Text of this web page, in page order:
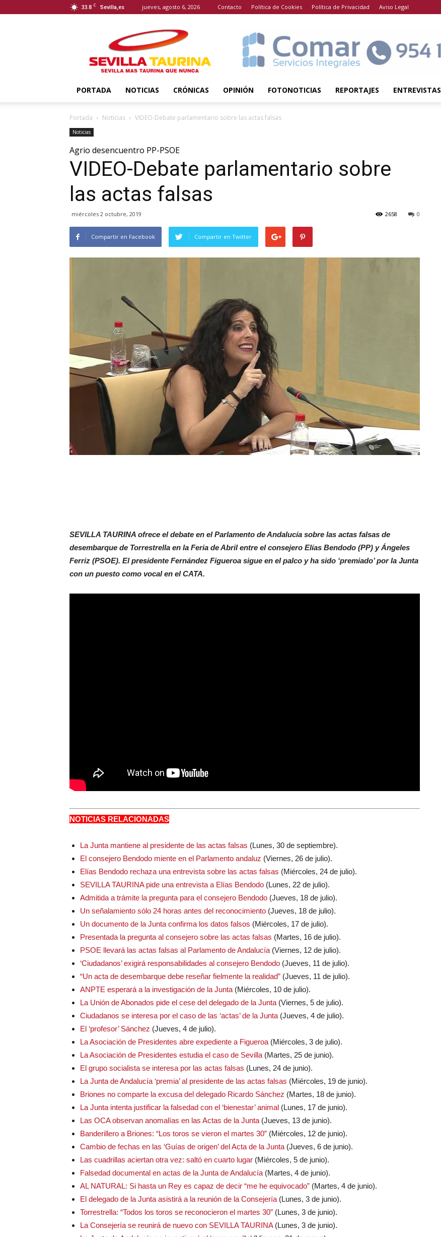
33.8 C Sevilla,es jueves, agosto 6, 2026 Contacto Política de Cookies Política de Privacidad Aviso Legal
Taurina
PORTADA NOTICIAS CRÓNICAS OPINIÓN FOTONOTICIAS REPORTAJES ENTREVISTAS
Portada Noticias VIDEO-Debate parlamentario sobre las actas falsas
Noticias
Agrio desencuentro PP-PSOE
VIDEO-Debate parlamentario sobre
las actas falsas
miércoles 2 octubre, 2019 0
2658
Compartir en Facebook Compartir en Twitter
SEVILLA TAURINA ofrece el debate en el Parlamento de Andalucía sobre las actas falsas de
desembarque de Torrestrella en la Feria de Abril entre el consejero Elías Bendodo (PP) y Ángeles
Ferriz (PSOE). El presidente Fernández Figueroa sigue en el palco y ha sido ‘premiado’ por la Junta
con un puesto como vocal en el CATA.
NOTICIAS RELACIONADAS
La Junta mantiene al presidente de las actas falsas (Lunes, 30 de septiembre).
El consejero Bendodo miente en el Parlamento andaluz (Viernes, 26 de julio).
Elías Bendodo rechaza una entrevista sobre las actas falsas (Miércoles, 24 de julio).
SEVILLA TAURINA pide una entrevista a Elías Bendodo (Lunes, 22 de julio).
Admitida a trámite la pregunta para el consejero Bendodo (Jueves, 18 de julio).
Un señalamiento sólo 24 horas antes del reconocimiento (Jueves, 18 de julio).
Un documento de la Junta confirma los datos falsos (Miércoles, 17 de julio).
Presentada la pregunta al consejero sobre las actas falsas (Martes, 16 de julio).
PSOE llevará las actas falsas al Parlamento de Andalucía (Viernes, 12 de julio).
‘Ciudadanos’ exigirá responsabilidades al consejero Bendodo (Jueves, 11 de julio).
“Un acta de desembarque debe reseñar fielmente la realidad” (Jueves, 11 de julio).
ANPTE esperará a la investigación de la Junta (Miércoles, 10 de julio).
La Unión de Abonados pide el cese del delegado de la Junta (Viernes, 5 de julio).
Ciudadanos se interesa por el caso de las ‘actas’ de la Junta (Jueves, 4 de julio).
El ‘profesor’ Sánchez (Jueves, 4 de julio).
La Asociación de Presidentes abre expediente a Figueroa (Miércoles, 3 de julio).
La Asociación de Presidentes estudia el caso de Sevilla (Martes, 25 de junio).
El grupo socialista se interesa por las actas falsas (Lunes, 24 de junio).
La Junta de Andalucía ‘premia’ al presidente de las actas falsas (Miércoles, 19 de junio).
Briones no comparte la excusa del delegado Ricardo Sánchez (Martes, 18 de junio).
La Junta intenta justificar la falsedad con el ‘bienestar’ animal (Lunes, 17 de junio).
Las OCA observan anomalías en las Actas de la Junta (Jueves, 13 de junio).
Banderillero a Briones: “Los toros se vieron el martes 30” (Miércoles, 12 de junio).
Cambio de fechas en las ‘Guías de origen’ del Acta de la Junta (Jueves, 6 de junio).
Las cuadrillas aciertan otra vez: saltó en cuarto lugar (Miércoles, 5 de junio).
Falsedad documental en actas de la Junta de Andalucía (Martes, 4 de junio).
AL NATURAL: Si hasta un Rey es capaz de decir “me he equivocado” (Martes, 4 de junio).
El delegado de la Junta asistirá a la reunión de la Consejería (Lunes, 3 de junio).
Torrestrella: “Todos los toros se reconocieron el martes 30” (Lunes, 3 de junio).
La Consejería se reunirá de nuevo con SEVILLA TAURINA(Lunes, 3 de junio).